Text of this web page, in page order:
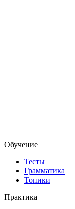
Обучение
Тесты
Грамматика
Топики
Практика